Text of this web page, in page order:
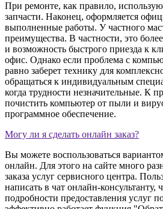
При ремонте, как правило,
запчасти. Наконец, оформляется
выполненные работы. У частного
преимущества. В частности, это
и возможность быстрого приезда к
офис. Однако если проблема с
равно заберет технику для
обращаться к индивидуальным
когда трудности незначительные. К
почистить компьютер от пыли и
программное обеспечение.
Могу ли я сделать онлайн заказ?
Вы можете воспользоваться
онлайн. Для этого на сайте много
заказа услуг сервисного центра.
написать в чат онлайн-консультанту,
подробности предоставления услуг